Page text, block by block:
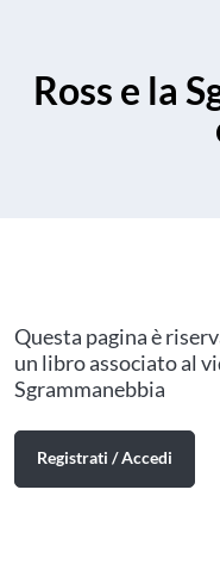
Ross e la
Questa pagina è
un libro associato al
Sgrammanebbia
Registrati / Accedi